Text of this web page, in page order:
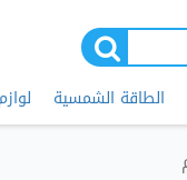
الطاقة الشمسية